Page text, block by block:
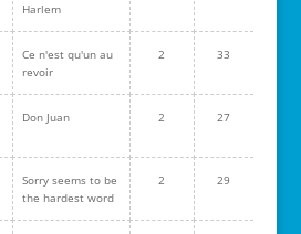
Harlem
Ce n'est qu'un au
revoir
2 33
Don Juan 2 27
Sorry seems to be
the hardest word
2 29